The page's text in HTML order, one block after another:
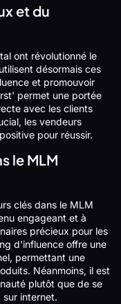
et du
ont révolutionné le
désormais ces
et promouvoir
permet une portée
avec les clients
les vendeurs
pour réussir.
le MLM
clés dans le MLM
engageant et à
précieux pour les
d'influence offre une
permettant une
Néanmoins, il est
plutôt que de se
internet.